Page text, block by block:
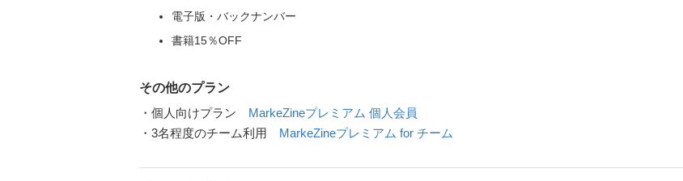
電子版・バックナンバー
書籍15％OFF
その他のプラン
・個人向けプラン MarkeZineプレミアム 個人会員
・3名程度のチーム利用 MarkeZineプレミアム for チーム